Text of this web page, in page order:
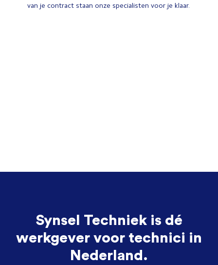
van je contract staan onze specialisten voor je klaar.
Synsel Techniek is dé
werkgever voor technici in
Nederland.